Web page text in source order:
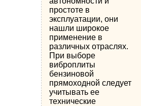
простоте в
эксплуатации, они
нашли широкое
применение в
различных отраслях.
При выборе
виброплиты
бензиновой
прямоходной следует
учитывать ее
технические